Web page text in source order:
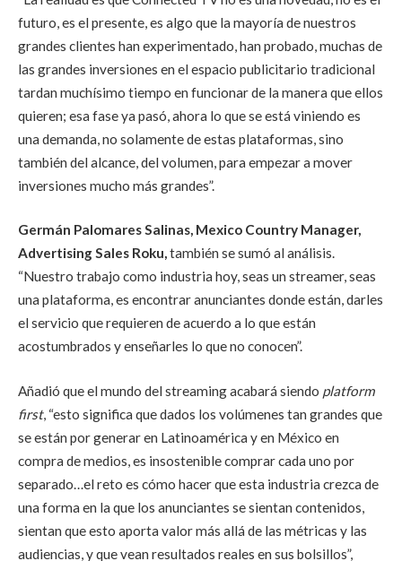
futuro, es el presente, es algo que la mayoría de nuestros
grandes clientes han experimentado, han probado, muchas de
las grandes inversiones en el espacio publicitario tradicional
tardan muchísimo tiempo en funcionar de la manera que ellos
quieren; esa fase ya pasó, ahora lo que se está viniendo es
una demanda, no solamente de estas plataformas, sino
también del alcance, del volumen, para empezar a mover
inversiones mucho más grandes”.
Germán Palomares Salinas, Mexico Country Manager,
Advertising Sales Roku,también se sumó al análisis.
“Nuestro trabajo como industria hoy, seas un streamer, seas
una plataforma, es encontrar anunciantes donde están, darles
el servicio que requieren de acuerdo a lo que están
acostumbrados y enseñarles lo que no conocen”.
Añadió que el mundo del streaming acabará siendo platform
first, “esto significa que dados los volúmenes tan grandes que
se están por generar en Latinoamérica y en México en
compra de medios, es insostenible comprar cada uno por
separado…el reto es cómo hacer que esta industria crezca de
una forma en la que los anunciantes se sientan contenidos,
sientan que esto aporta valor más allá de las métricas y las
audiencias, y que vean resultados reales en sus bolsillos”,